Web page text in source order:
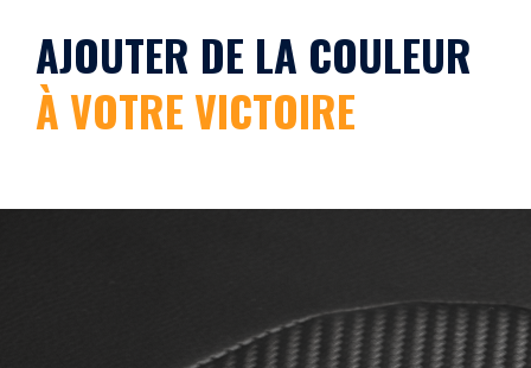
AJOUTER DE LA COULEUR
À VOTRE VICTOIRE